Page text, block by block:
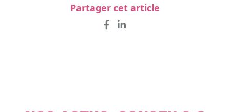
Partager cet article